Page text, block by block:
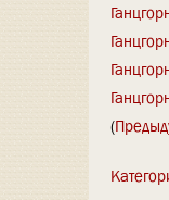
(